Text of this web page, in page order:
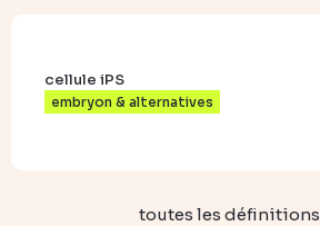
cellule iPS
embryon & alternatives
toutes les définitions